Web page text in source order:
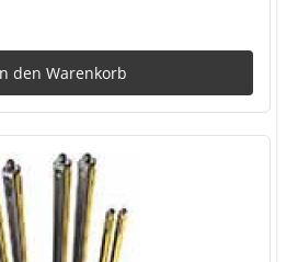
den Warenkorb